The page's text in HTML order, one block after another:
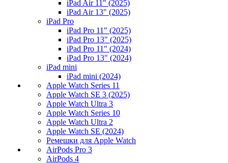
iPad Air 11" (2025)
iPad Air 13" (2025)
iPad Pro
iPad Pro 11" (2025)
iPad Pro 13" (2025)
iPad Pro 11" (2024)
iPad Pro 13" (2024)
iPad mini
iPad mini (2024)
Apple Watch Series 11
Apple Watch SE 3 (2025)
Apple Watch Ultra 3
Apple Watch Series 10
Apple Watch Ultra 2
Apple Watch SE (2024)
Ремешки для Apple Watch
AirPods Pro 3
AirPods 4